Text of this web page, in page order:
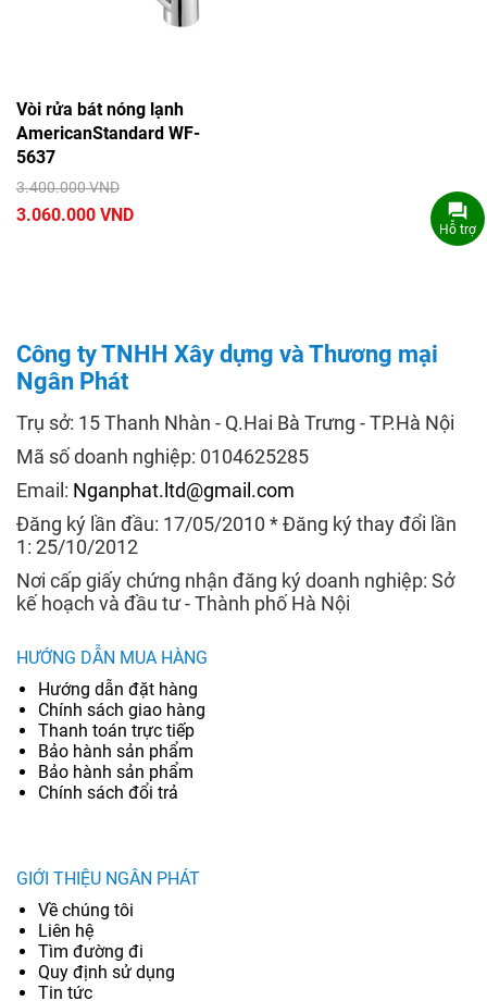
Vòi rửa bát nóng lạnh
AmericanStandard WF-
5637
3.400.000 VND
3.060.000 VND
Công ty TNHH Xây dựng và Thương mại
Ngân Phát
Trụ sở: 15 Thanh Nhàn - Q.Hai Bà Trưng - TP.Hà Nội
Mã số doanh nghiệp: 0104625285
Email: Nganphat.ltd@gmail.com
Đăng ký lần đầu: 17/05/2010 * Đăng ký thay đổi lần
1: 25/10/2012
Nơi cấp giấy chứng nhận đăng ký doanh nghiệp: Sở
kế hoạch và đầu tư - Thành phố Hà Nội
HƯỚNG DẪN MUA HÀNG
Hướng dẫn đặt hàng
Chính sách giao hàng
Thanh toán trực tiếp
Bảo hành sản phẩm
Bảo hành sản phẩm
Chính sách đổi trả
GIỚI THIỆU NGÂN PHÁT
Về chúng tôi
Liên hệ
Tìm đường đi
Quy định sử dụng
Tin tức
Hỗ trợ